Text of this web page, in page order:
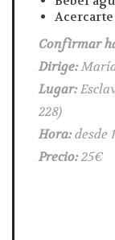
Acercarte
Confirmar
Dirige:
Lugar:
228)
Hora:desde
Precio:25€